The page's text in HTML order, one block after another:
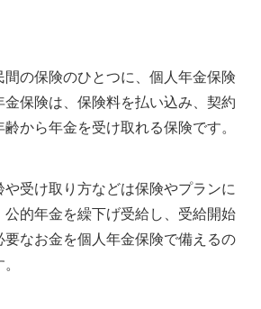
の保険のひとつに、個人年金保険
金保険は、保険料を払い込み、契約
から年金を受け取れる保険です。
受け取り方などは保険やプランに
公的年金を繰下げ受給し、受給開始
要なお金を個人年金保険で備えるの